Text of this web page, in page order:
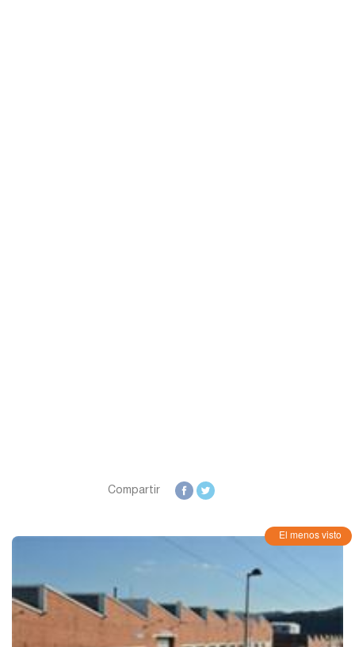
Compartir
El menos visto